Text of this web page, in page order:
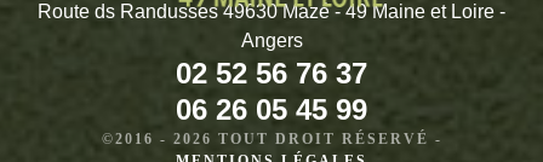
Route ds Randusses 49630 Mazé - 49 Maine et Loire -
Angers
02 52 56 76 37
06 26 05 45 99
©2016 - 2026 TOUT DROIT RÉSERVÉ -